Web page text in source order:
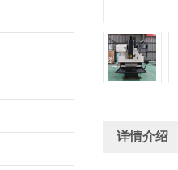
详情介绍